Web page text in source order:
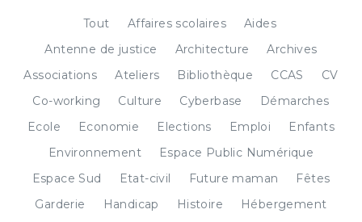
Tout Affaires scolaires
Aides
Antenne de justice
Architecture
Archives
Associations
Ateliers Bibliothèque CCAS
CV
Co-working
Culture Cyberbase
Démarches
Ecole
Economie Elections Emploi
Enfants
Environnement
Espace Public Numérique
Espace Sud
Etat-civil Future maman
Fêtes
Garderie
Handicap Histoire
Hébergement